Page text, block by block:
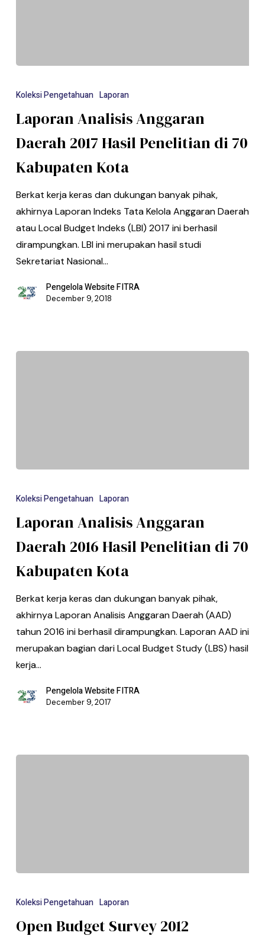
Koleksi Pengetahuan Laporan
Laporan Analisis Anggaran
Daerah 2017 Hasil Penelitian di 70
Kabupaten Kota
Berkat kerja keras dan dukungan banyak pihak,
akhirnya Laporan Indeks Tata Kelola Anggaran Daerah
atau Local Budget Indeks (LBI) 2017 ini berhasil
dirampungkan. LBI ini merupakan hasil studi
Sekretariat Nasional…
Pengelola Website FITRA
December 9, 2018
Koleksi Pengetahuan Laporan
Laporan Analisis Anggaran
Daerah 2016 Hasil Penelitian di 70
Kabupaten Kota
Berkat kerja keras dan dukungan banyak pihak,
akhirnya Laporan Analisis Anggaran Daerah (AAD)
tahun 2016 ini berhasil dirampungkan. Laporan AAD ini
merupakan bagian dari Local Budget Study (LBS) hasil
kerja…
Pengelola Website FITRA
December 9, 2017
Koleksi Pengetahuan Laporan
Open Budget Survey 2012